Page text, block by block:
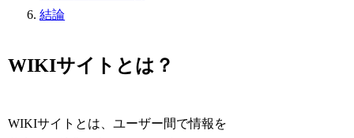
結論
WIKIサイトとは？
WIKIサイトとは、ユーザー間で情報を